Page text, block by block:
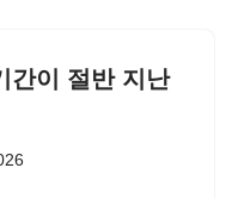
간이 절반 지난